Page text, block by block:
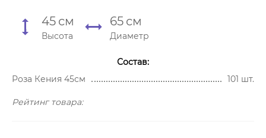
45 см
Высота
65 см
Диаметр
Состав:
Роза Кения 45см
101 шт.
Рейтинг товара: